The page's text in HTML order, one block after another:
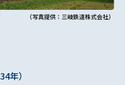
（写真提供：三岐鉄道株式会社）
34年）